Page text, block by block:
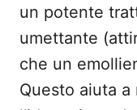
un potente
umettante
che un
Questo aiuta